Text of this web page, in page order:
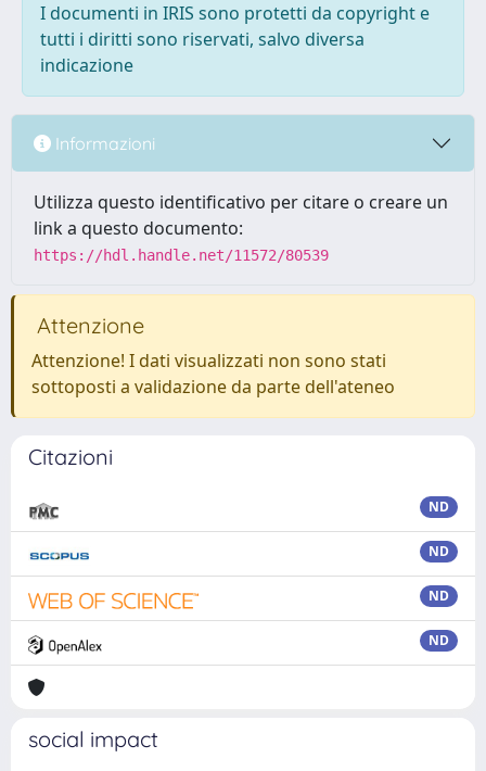
I documenti in IRIS sono protetti da copyright e
tutti i diritti sono riservati, salvo diversa
indicazione
Informazioni
Utilizza questo identificativo per citare o creare un
link a questo documento:
https://hdl.handle.net/11572/80539
Attenzione
Attenzione! I dati visualizzati non sono stati
sottoposti a validazione da parte dell'ateneo
Citazioni
ND
ND
ND
ND
social impact